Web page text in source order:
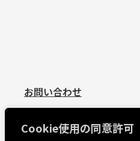
Cookie使用の同意許可
お問い合わせ
見積依頼